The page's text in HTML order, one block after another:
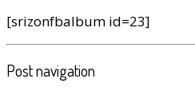
[srizonfbalbum id=23]
Post navigation